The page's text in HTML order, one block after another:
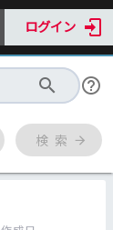
ログイン
検 索